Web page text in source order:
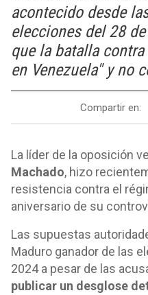
acontecido desde
elecciones del 28
que la batalla
en Venezuela" y no
Compartir en:
La líder de la oposición
Machado, hizo
resistencia contra el
aniversario de su
Las supuestas
Maduro ganador de las
2024 a pesar de las
publicar un desglose